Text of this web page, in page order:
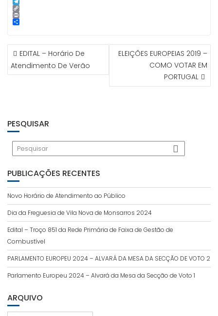
e
r
e
d
I
t
e
r
n
e
k
y
p
T
e
l
m
C
o
n
k
P
e
NAVEGAÇÃO
DE
ARTIGOS
EDITAL – Horário De
Atendimento De Verão
ELEIÇÕES EUROPEIAS 2019 –
COMO VOTAR EM
PORTUGAL
PESQUISAR
PUBLICAÇÕES RECENTES
Novo Horário de Atendimento ao Público
Dia da Freguesia de Vila Nova de Monsarros 2024
Edital – Troço 851 da Rede Primária de Faixa de Gestão de
Combustível
PARLAMENTO EUROPEU 2024 – ALVARÁ DA MESA DA SECÇÃO DE VOTO 2
Parlamento Europeu 2024 – Alvará da Mesa da Secção de Voto 1
ARQUIVO